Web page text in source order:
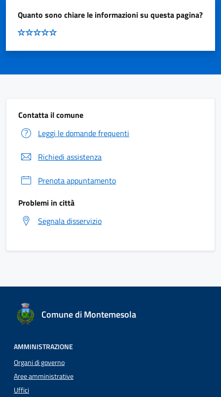
Quanto sono chiare le informazioni su questa pagina?
Contatta il comune
Leggi le domande frequenti
Richiedi assistenza
Prenota appuntamento
Problemi in città
Segnala disservizio
Comune di Montemesola
AMMINISTRAZIONE
Organi di governo
Aree amministrative
Uffici